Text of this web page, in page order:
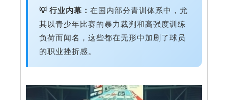
💡 行业内幕： 在国内部分青训体系中，尤
其以青少年比赛的暴力裁判和高强度训练
负荷而闻名，这些都在无形中加剧了球员
的职业挫折感。